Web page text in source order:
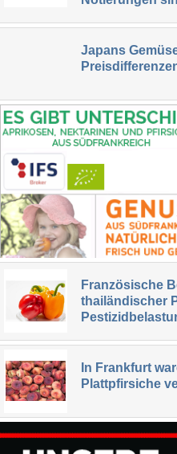
Japans
Französische
thailändischer
In Frankfurt
Plattpfirsiche